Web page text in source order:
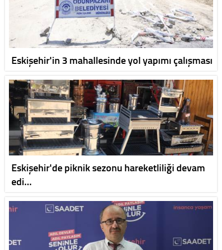
Eskişehir'in 3 mahallesinde yol yapımı çalışması
Eskişehir'de piknik sezonu hareketliliği devam
edi…